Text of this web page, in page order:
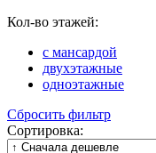
Кол-во этажей:
с мансардой
двухэтажные
одноэтажные
Сбросить фильтр
Сортировка: